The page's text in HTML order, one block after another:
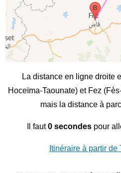
La distance en ligne droite
Hoceïma-Taounate) et Fez
mais la distance à
Il faut0 secondespour
Itinéraire à partir de